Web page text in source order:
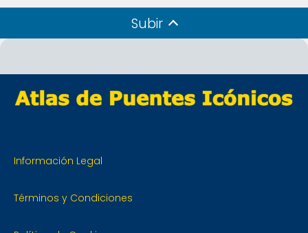
Subir
Información Legal
Términos y Condiciones